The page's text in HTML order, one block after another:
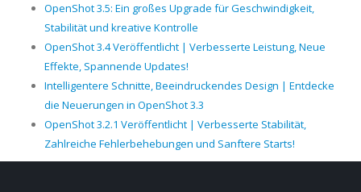
OpenShot 3.5: Ein großes Upgrade für Geschwindigkeit,
Stabilität und kreative Kontrolle
OpenShot 3.4 Veröffentlicht | Verbesserte Leistung, Neue
Effekte, Spannende Updates!
Intelligentere Schnitte, Beeindruckendes Design | Entdecke
die Neuerungen in OpenShot 3.3
OpenShot 3.2.1 Veröffentlicht | Verbesserte Stabilität,
Zahlreiche Fehlerbehebungen und Sanftere Starts!